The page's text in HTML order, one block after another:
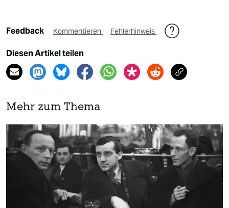
Feedback Kommentieren Fehlerhinweis
Diesen Artikel teilen
Mehr zum Thema